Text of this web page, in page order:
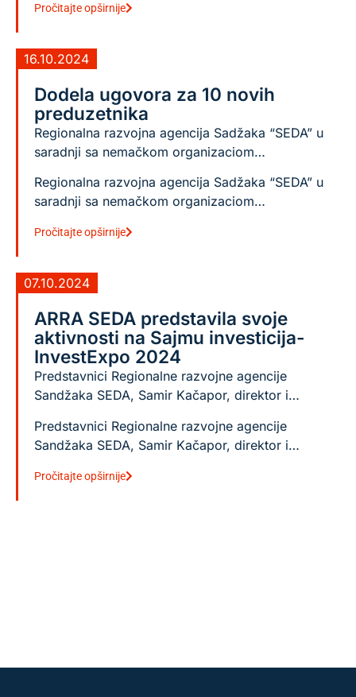
Pročitajte opširnije
16.10.2024
Dodela ugovora za 10 novih
preduzetnika
Regionalna razvojna agencija Sadžaka “SEDA” u
saradnji sa nemačkom organizaciom…
Regionalna razvojna agencija Sadžaka “SEDA” u
saradnji sa nemačkom organizaciom…
Pročitajte opširnije
07.10.2024
ARRA SEDA predstavila svoje
aktivnosti na Sajmu investicija-
InvestExpo 2024
Predstavnici Regionalne razvojne agencije
Sandžaka SEDA, Samir Kačapor, direktor i…
Predstavnici Regionalne razvojne agencije
Sandžaka SEDA, Samir Kačapor, direktor i…
Pročitajte opširnije